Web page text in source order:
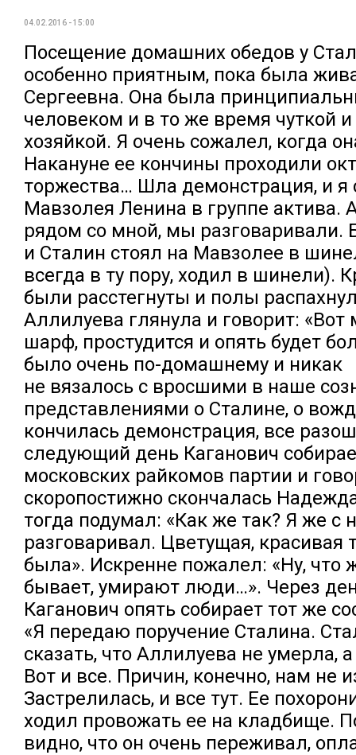
04.02.2016 - 15:00
Посещение домашних обедов у
особенно приятным, пока была
Сергеевна. Она была
человеком и в то же время чуткой
хозяйкой. Я очень сожалел, когда
Накануне ее кончины проходили
торжества… Шла демонстрация, и я
Мавзолея Ленина в группе актива.
рядом со мной, мы разговаривали.
и Сталин стоял на Мавзолее в
всегда в ту пору, ходил в шинели).
были расстегнуты и полы
Аллилуева глянула и говорит: «Вот
шарф, простудится и опять будет
было очень по-домашнему и никак
не вязалось с вросшими в наше
представлениями о Сталине, о
кончилась демонстрация, все
следующий день Каганович
московских райкомов партии и
скоропостижно скончалась
тогда подумал: «Как же так? Я же с
разговаривал. Цветущая, красивая
была». Искренне пожалел: «Ну, что
бывает, умирают люди…». Через
Каганович опять собирает тот же
«Я передаю поручение Сталина.
сказать, что Аллилуева не умерла,
Вот и все. Причин, конечно, нам не
Застрелилась, и все тут. Ее
ходил провожать ее на кладбище.
видно, что он очень переживал,